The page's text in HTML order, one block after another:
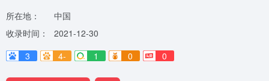
所在地：
中国
收录时间：
2021-12-30
3
4- 1 0 0